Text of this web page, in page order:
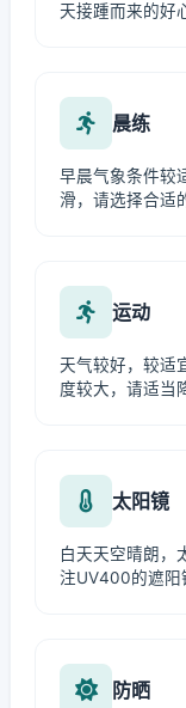
天接踵而来的好
晨练
早晨气象条件较
滑，请选择合适
运动
天气较好，较适
度较大，请适当
太阳镜
白天天空晴朗，
注UV400的遮阳
防晒